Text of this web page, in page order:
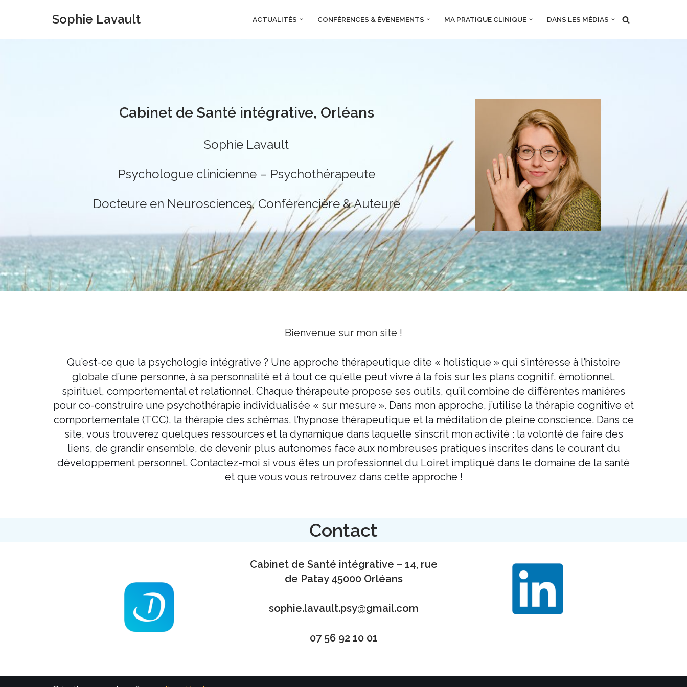
Sophie Lavault ACTUALITÉS CONFÉRENCES & ÉVÈNEMENTS MA PRATIQUE CLINIQUE DANS LES MÉDIAS
Cabinet de Santé intégrative, Orléans
Sophie Lavault
Psychologue clinicienne – Psychothérapeute
Docteure en Neurosciences, Conférencière & Auteure
Bienvenue sur mon site !
Qu’est-ce que la psychologie intégrative ? Une approche thérapeutique dite « holistique » qui s’intéresse à l’histoire
globale d’une personne, à sa personnalité et à tout ce qu’elle peut vivre à la fois sur les plans cognitif, émotionnel,
spirituel, comportemental et relationnel. Chaque thérapeute propose ses outils, qu’il combine de différentes manières
pour co-construire une psychothérapie individualisée « sur mesure ». Dans mon approche, j’utilise la thérapie cognitive et
comportementale (TCC), la thérapie des schémas, l’hypnose thérapeutique et la méditation de pleine conscience. Dans ce
site, vous trouverez quelques ressources et la dynamique dans laquelle s’inscrit mon activité : la volonté de faire des
liens, de grandir ensemble, de devenir plus autonomes face aux nombreuses pratiques inscrites dans le courant du
développement personnel. Contactez-moi si vous êtes un professionnel du Loiret impliqué dans le domaine de la santé
et que vous vous retrouvez dans cette approche !
Contact
Cabinet de Santé intégrative – 14, rue
de Patay 45000 Orléans
sophie.lavault.psy@gmail.com
07 56 92 10 01